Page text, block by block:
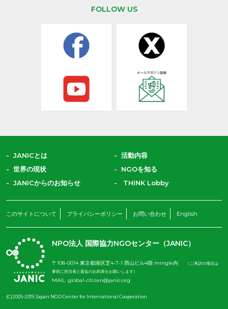
FOLLOW US
JANICとは
活動内容
世界の現状
NGOを知る
JANICからのお知らせ
THINK Lobby
このサイトについて プライバシーポリシー お問い合わせ English
NPO法人 国際協力NGOセンター（JANIC）
〒108-0014 東京都港区芝4-7-1 西山ビル4階 mingle内
（ご来訪の場合は
事前に担当者と面会のお約束をお願いします）
MAIL. global-citizen@janic.org
(C)2005-2019 Japan NGO Center for International Cooperation